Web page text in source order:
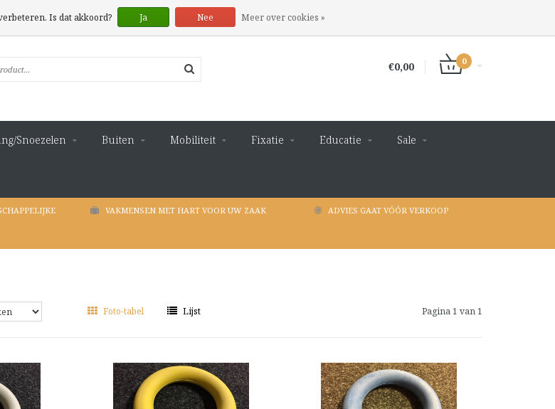
€0,00 0
Snoezelen Buiten Mobiliteit Fixatie Educatie Sale
VAKMENSEN MET HART VOOR UW ZAAK ADVIES GAAT VÓÓR VERKOOP
Foto-tabel Lijst Pagina 1 van 1
Is dat akkoord? Ja Nee Meer over cookies »